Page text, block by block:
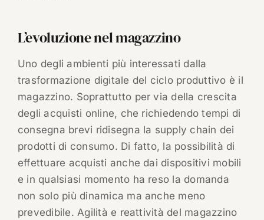
L’evoluzione nel magazzino
Uno degli ambienti più interessati dalla
trasformazione digitale del ciclo produttivo è il
magazzino. Soprattutto per via della crescita
degli acquisti online, che richiedendo tempi di
consegna brevi ridisegna la supply chain dei
prodotti di consumo. Di fatto, la possibilità di
effettuare acquisti anche dai dispositivi mobili
e in qualsiasi momento ha reso la domanda
non solo più dinamica ma anche meno
prevedibile. Agilità e reattività del magazzino